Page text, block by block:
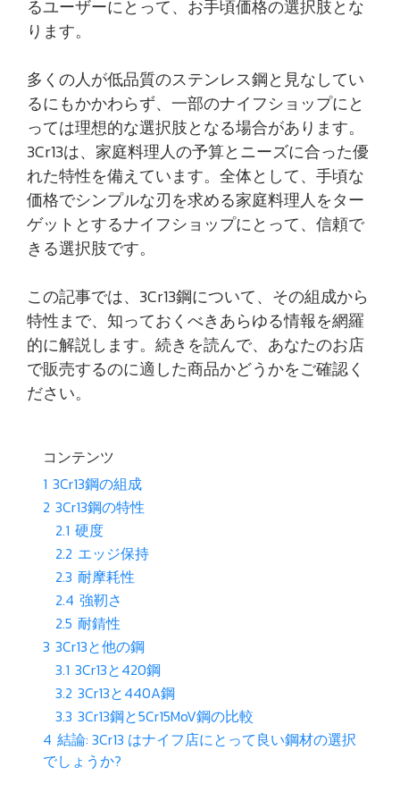
るユーザーにとって、お手頃価格の選択肢とな
ります。
多くの人が低品質のステンレス鋼と見なしてい
るにもかかわらず、一部のナイフショップにと
っては理想的な選択肢となる場合があります。
3Cr13は、家庭料理人の予算とニーズに合った優
れた特性を備えています。全体として、手頃な
価格でシンプルな刃を求める家庭料理人をター
ゲットとするナイフショップにとって、信頼で
きる選択肢です。
この記事では、3Cr13鋼について、その組成から
特性まで、知っておくべきあらゆる情報を網羅
的に解説します。続きを読んで、あなたのお店
で販売するのに適した商品かどうかをご確認く
ださい。
コンテンツ
1 3Cr13鋼の組成
2 3Cr13鋼の特性
2.1 硬度
2.2 エッジ保持
2.3 耐摩耗性
2.4 強靭さ
2.5 耐錆性
3 3Cr13と他の鋼
3.1 3Cr13と420鋼
3.2 3Cr13と440A鋼
3.3 3Cr13鋼と5Cr15MoV鋼の比較
4 結論: 3Cr13 はナイフ店にとって良い鋼材の選択
でしょうか?